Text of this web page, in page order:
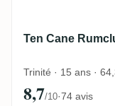
Ten Cane
Trinité · 15 ans ·
8,7/10·74 avis